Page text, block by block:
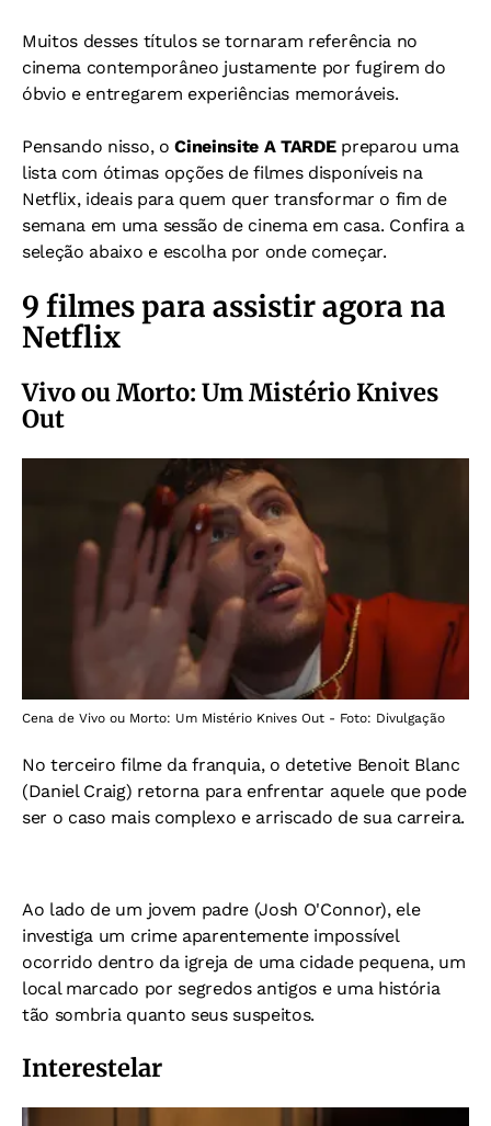
Muitos desses títulos se tornaram referência no
cinema contemporâneo justamente por fugirem do
óbvio e entregarem experiências memoráveis.
Pensando nisso, oCineinsite A TARDEpreparou uma
lista com ótimas opções de filmes disponíveis na
Netflix, ideais para quem quer transformar o fim de
semana em uma sessão de cinema em casa. Confira a
seleção abaixo e escolha por onde começar.
9 filmes para assistir agora na
Netflix
Vivo ou Morto: Um Mistério Knives
Out
Cena de Vivo ou Morto: Um Mistério Knives Out - Foto: Divulgação
No terceiro filme da franquia, o detetive Benoit Blanc
(Daniel Craig) retorna para enfrentar aquele que pode
ser o caso mais complexo e arriscado de sua carreira.
Ao lado de um jovem padre (Josh O'Connor), ele
investiga um crime aparentemente impossível
ocorrido dentro da igreja de uma cidade pequena, um
local marcado por segredos antigos e uma história
tão sombria quanto seus suspeitos.
Interestelar